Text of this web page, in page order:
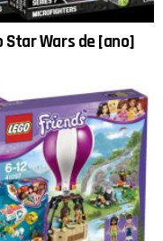
Star Wars de [ano]